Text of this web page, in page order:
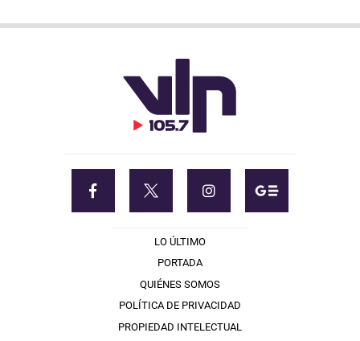
LO ÚLTIMO
PORTADA
QUIÉNES SOMOS
POLÍTICA DE PRIVACIDAD
PROPIEDAD INTELECTUAL